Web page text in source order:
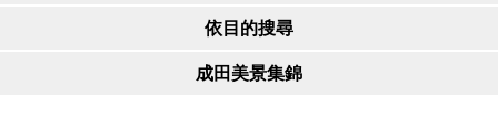
依目的搜尋
成田美景集錦